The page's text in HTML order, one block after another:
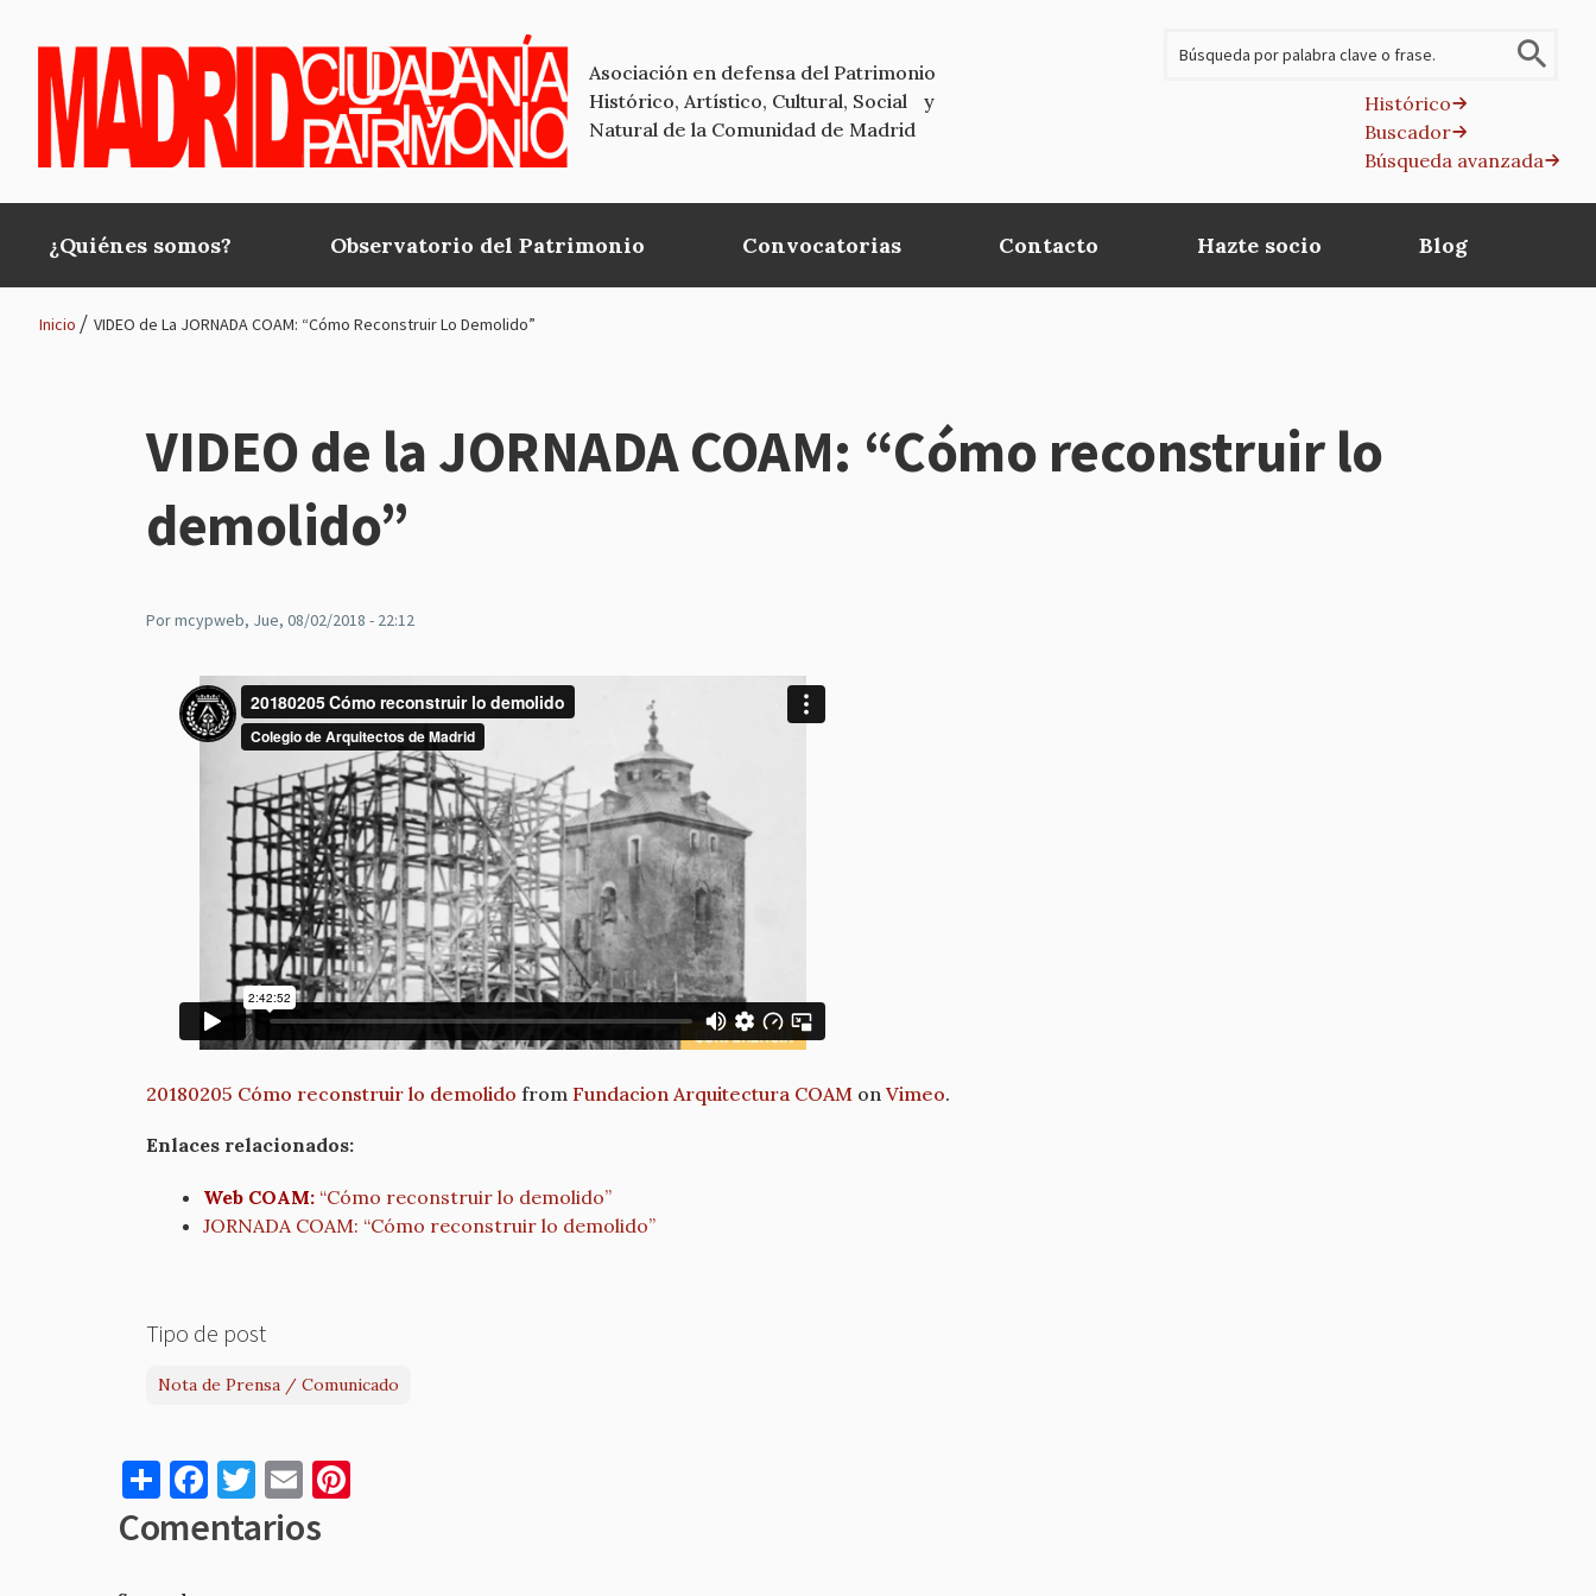
Asociación en defensa del Patrimonio
Histórico, Artístico, Cultural, Social y
Natural de la Comunidad de Madrid
Histórico
Buscador
Búsqueda avanzada
Main
navigation
¿Quiénes somos? Observatorio del Patrimonio Convocatorias Contacto Hazte socio Blog
navegación
Inicio VIDEO de La JORNADA COAM: “Cómo Reconstruir Lo Demolido”
VIDEO de la JORNADA COAM: “Cómo reconstruir lo
demolido”
Pormcypweb, Jue, 08/02/2018 - 22:12
20180205 Cómo reconstruir lo demolido from Fundacion Arquitectura COAM on Vimeo.
Enlaces relacionados:
Web COAM: “Cómo reconstruir lo demolido”
JORNADA COAM: “Cómo reconstruir lo demolido”
Tipo de post
Nota de Prensa / Comunicado
S
h
ar
F
a
c
T
w
it
E
m
ai
Comentarios